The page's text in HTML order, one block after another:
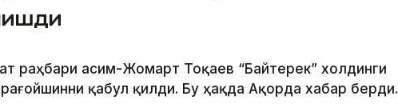
раҳбари Қасим-Жомарт Тоқаев “Байтерек” холдинги
қабул қилди. Бу ҳақда Ақорда хабар берди.